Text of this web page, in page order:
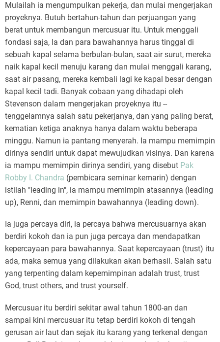
Mulailah ia mengumpulkan pekerja, dan mulai mengerjakan
proyeknya. Butuh bertahun-tahun dan perjuangan yang
berat untuk membangun mercusuar itu. Untuk menggali
fondasi saja, Ia dan para bawahannya harus tinggal di
sebuah kapal selama berbulan-bulan, saat air surut, mereka
naik kapal kecil menuju karang dan mulai menggali karang,
saat air pasang, mereka kembali lagi ke kapal besar dengan
kapal kecil tadi. Banyak cobaan yang dihadapi oleh
Stevenson dalam mengerjakan proyeknya itu --
tenggelamnya salah satu pekerjanya, dan yang paling berat,
kematian ketiga anaknya hanya dalam waktu beberapa
minggu. Namun ia pantang menyerah. Ia mampu memimpin
dirinya sendiri untuk dapat mewujudkan visinya. Dan karena
ia mampu memimpin dirinya sendiri, yang disebut Pak
Robby I. Chandra (pembicara seminar kemarin) dengan
istilah "leading in", ia mampu memimpin atasannya (leading
up), Renni, dan memimpin bawahannya (leading down).
Ia juga percaya diri, ia percaya bahwa mercusuarnya akan
berdiri kokoh dan ia pun juga percaya dan mendapatkan
kepercayaan para bawahannya. Saat kepercayaan (trust) itu
ada, maka semua yang dilakukan akan berhasil. Salah satu
yang terpenting dalam kepemimpinan adalah trust, trust
God, trust others, and trust yourself.
Mercusuar itu berdiri sekitar awal tahun 1800-an dan
sampai kini mercusuar itu tetap berdiri kokoh di tengah
gerusan air laut dan sejak itu karang yang terkenal dengan